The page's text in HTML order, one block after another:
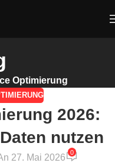
Optimierung
2026:
nutzen
27. Mai 2026
0